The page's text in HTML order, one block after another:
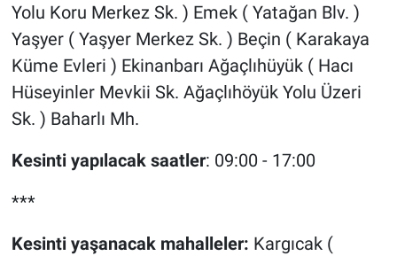
Yolu Koru Merkez Sk. ) Emek ( Yatağan Blv. )
Yaşyer ( Yaşyer Merkez Sk. ) Beçin ( Karakaya
Küme Evleri ) Ekinanbarı Ağaçlıhüyük ( Hacı
Hüseyinler Mevkii Sk. Ağaçlıhöyük Yolu Üzeri
Sk. ) Baharlı Mh.
Kesinti yapılacak saatler: 09:00 - 17:00
***
Kesinti yaşanacak mahalleler: Kargıcak (